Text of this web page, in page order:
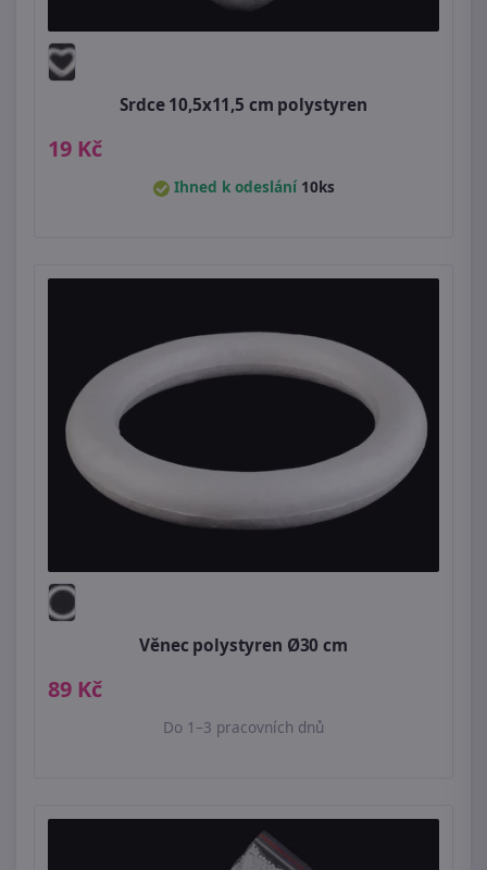
Srdce 10,5x11,5 cm polystyren
19 Kč
Ihned k odeslání 10ks
Věnec polystyren Ø30 cm
89 Kč
Do 1–3 pracovních dnů